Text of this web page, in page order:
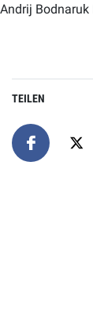
Andrij Bodnaruk
TEILEN